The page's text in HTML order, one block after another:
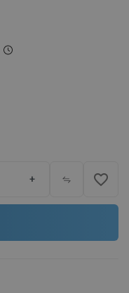
+ favorite_border